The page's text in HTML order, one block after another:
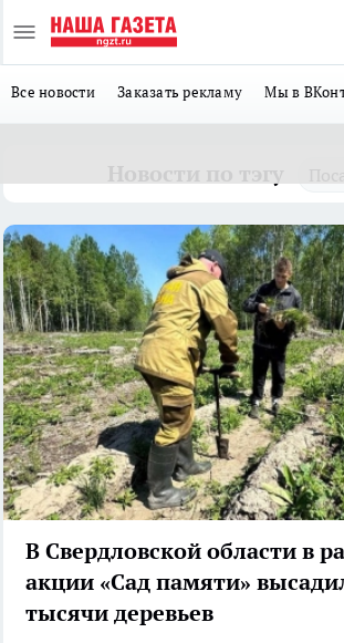
Все новости Заказать рекламу Мы в
В Свердловской области в
акции «Сад памяти»
тысячи деревьев